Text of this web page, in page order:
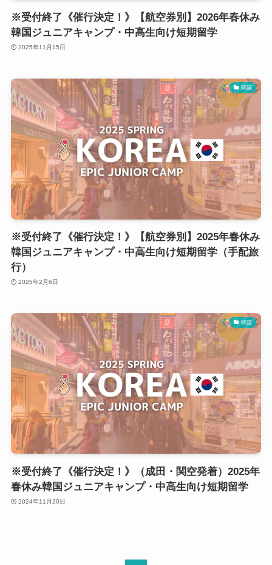
※受付終了《催行決定！》【航空券別】2026年春休み
韓国ジュニアキャンプ・中高生向け短期留学
2025年11月15日
韓国
※受付終了《催行決定！》【航空券別】2025年春休み
韓国ジュニアキャンプ・中高生向け短期留学（手配旅
行）
2025年2月6日
韓国
※受付終了《催行決定！》（成田・関空発着）2025年
春休み韓国ジュニアキャンプ・中高生向け短期留学
2024年11月20日